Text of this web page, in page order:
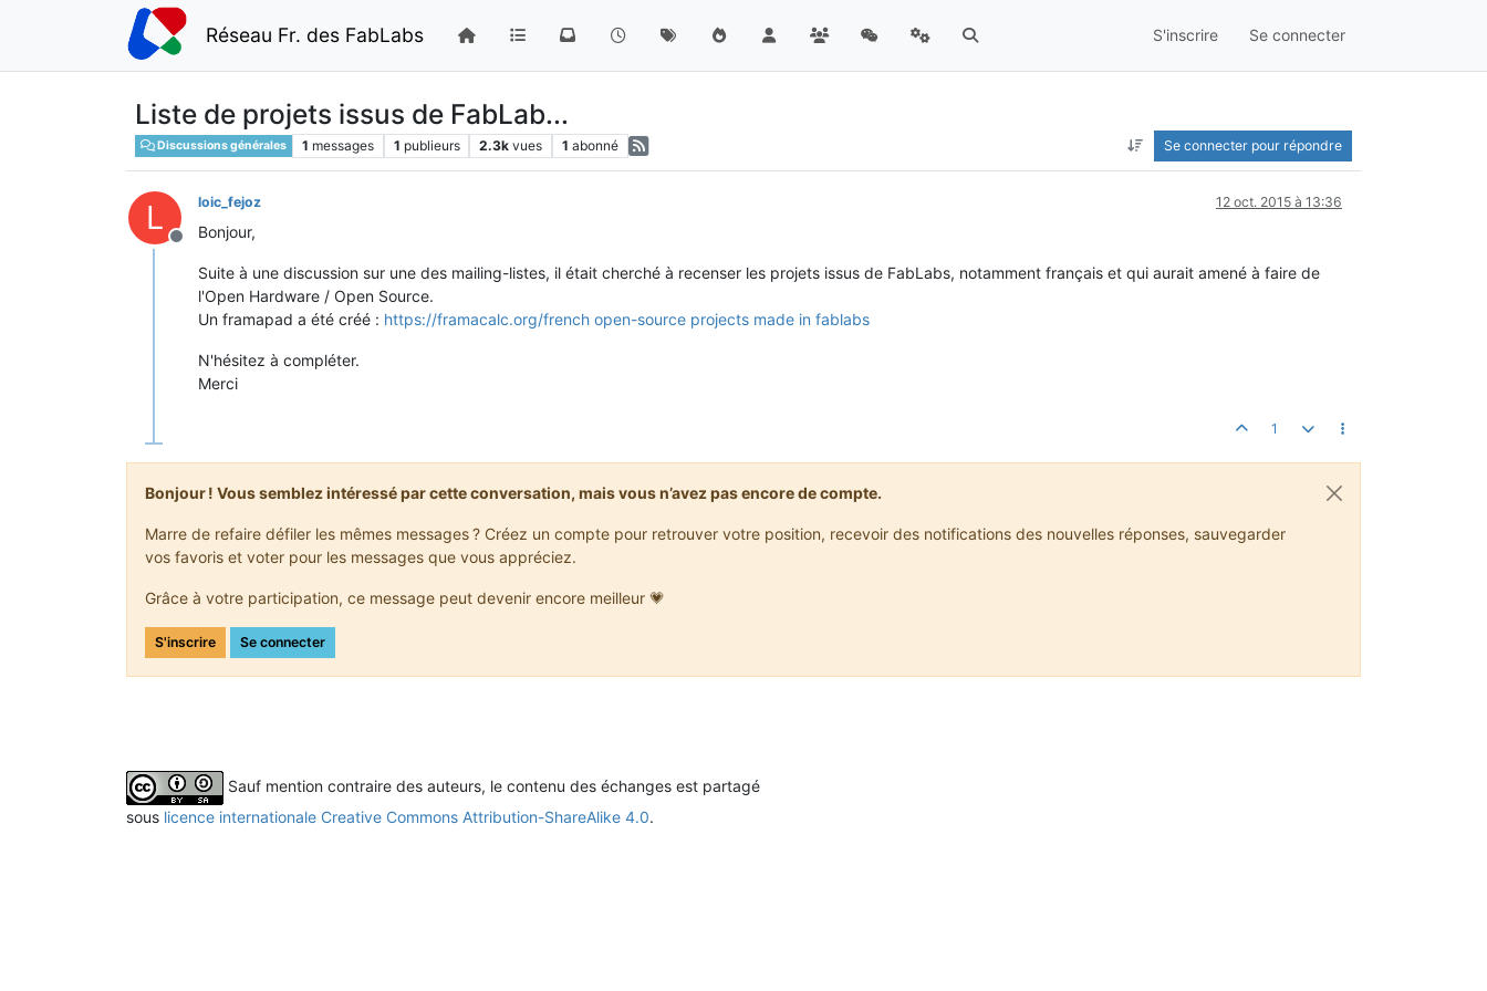
Réseau Fr. des FabLabs S'inscrire Se connecter
Liste de projets issus de FabLab...
Discussions générales 1 messages 1 publieurs 2.3k vues 1 abonné Se connecter pour répondre
L
Hors-ligne
loic_fejoz 12 oct. 2015 à 13:36
Bonjour,
Suite à une discussion sur une des mailing-listes, il était cherché à recenser les projets issus de FabLabs, notamment français et qui aurait amené à faire de
l'Open Hardware / Open Source.
Un framapad a été créé : https://framacalc.org/french open-source projects made in fablabs
N'hésitez à compléter.
Merci
1
Bonjour ! Vous semblez intéressé par cette conversation, mais vous n’avez pas encore de compte.
Marre de refaire défiler les mêmes messages ? Créez un compte pour retrouver votre position, recevoir des notifications des nouvelles réponses, sauvegarder
vos favoris et voter pour les messages que vous appréciez.
Grâce à votre participation, ce message peut devenir encore meilleur 💗
S'inscrire Se connecter
Sauf mention contraire des auteurs, le contenu des échanges est partagé
sous licence internationale Creative Commons Attribution-ShareAlike 4.0.